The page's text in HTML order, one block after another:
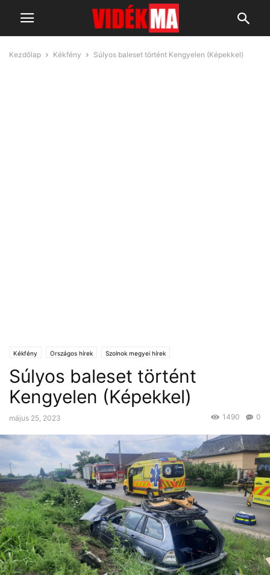
Kezdőlap Kékfény Súlyos baleset történt Kengyelen (Képekkel)
Kékfény Országos hírek Szolnok megyei hírek
Súlyos baleset történt
Kengyelen (Képekkel)
május 25, 2023 0
1490